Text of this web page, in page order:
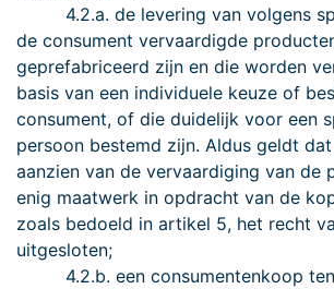
4.2.a. de levering van volgens
de consument vervaardigde
geprefabriceerd zijn en die worden
basis van een individuele keuze of
consument, of die duidelijk voor een
persoon bestemd zijn. Aldus geldt
aanzien van de vervaardiging van de
enig maatwerk in opdracht van de
zoals bedoeld in artikel 5, het recht
uitgesloten;
4.2.b. een consumentenkoop ten